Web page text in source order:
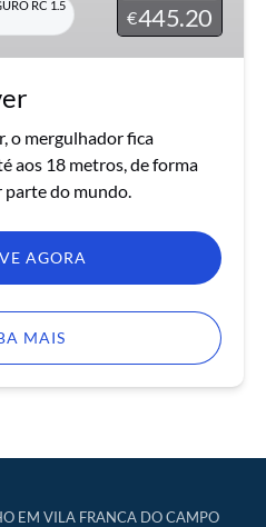
€445.20
RC 1.5
o mergulhador fica
aos 18 metros, de forma
parte do mundo.
AGORA
MAIS
EM VILA FRANCA DO CAMPO